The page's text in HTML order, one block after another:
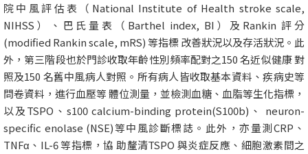
院中風評估表（National Institute of Health stroke scale,
NIHSS）、巴氏量表（Barthel index, BI）及Rankin 評分
(modified Rankin scale, mRS) 等指標 改善狀況以及存活狀況。此
外，第三階段也於門診收取年齡性別頻率配對之150 名近似健康 對
照及150 名舊中風病人對照。所有病人皆收取基本資料、疾病史等
問卷資料，進行血壓等 體位測量，並檢測血糖、血脂等生化指標，
以及TSPO、s100 calcium-binding protein(S100b)、 neuron-
specific enolase (NSE)等中風診斷標誌。此外，亦量測CRP、
TNFα、IL-6 等指標，協 助釐清TSPO 與炎症反應、細胞激素間之